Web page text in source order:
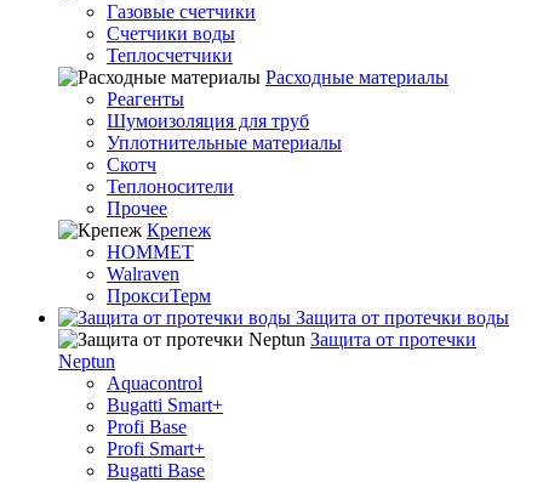
Газовые счетчики
Счетчики воды
Теплосчетчики
Расходные материалы
Реагенты
Шумоизоляция для труб
Уплотнительные материалы
Скотч
Теплоносители
Прочее
Крепеж
HOMMET
Walraven
ПроксиТерм
Защита от протечки воды
Защита от протечки
Neptun
Aquacontrol
Bugatti Smart+
Profi Base
Profi Smart+
Bugatti Base